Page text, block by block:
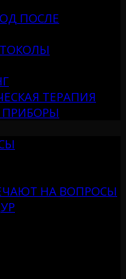
ПОСЛЕ
ТЕРАПИЯ
НА ВОПРОСЫ